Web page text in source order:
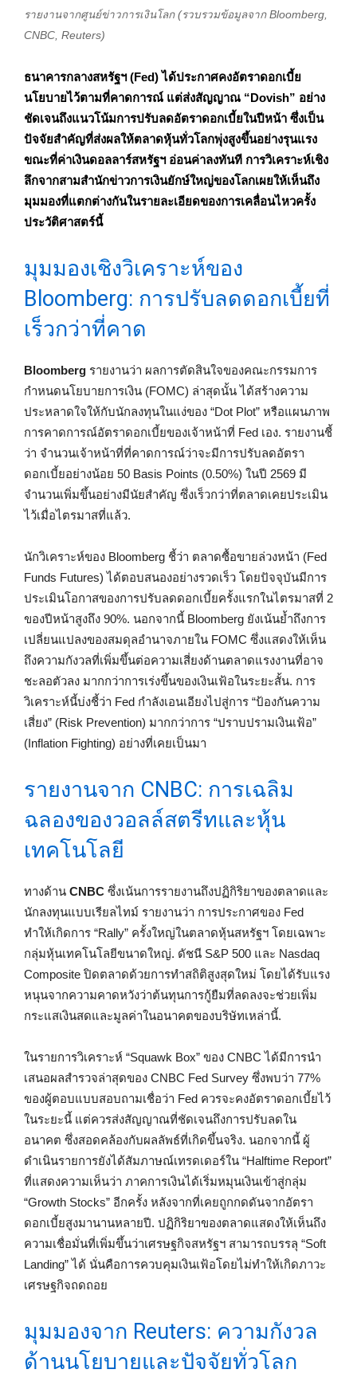
รายงานจากศูนย์ข่าวการเงินโลก (รวบรวมข้อมูลจาก Bloomberg,
CNBC, Reuters)
ธนาคารกลางสหรัฐฯ (Fed) ได้ประกาศคงอัตราดอกเบี้ย
นโยบายไว้ตามที่คาดการณ์ แต่ส่งสัญญาณ “Dovish” อย่าง
ชัดเจนถึงแนวโน้มการปรับลดอัตราดอกเบี้ยในปีหน้า ซึ่งเป็น
ปัจจัยสำคัญที่ส่งผลให้ตลาดหุ้นทั่วโลกพุ่งสูงขึ้นอย่างรุนแรง
ขณะที่ค่าเงินดอลลาร์สหรัฐฯ อ่อนค่าลงทันที การวิเคราะห์เชิง
ลึกจากสามสำนักข่าวการเงินยักษ์ใหญ่ของโลกเผยให้เห็นถึง
มุมมองที่แตกต่างกันในรายละเอียดของการเคลื่อนไหวครั้ง
ประวัติศาสตร์นี้
มุมมองเชิงวิเคราะห์ของ
Bloomberg: การปรับลดดอกเบี้ยที่
เร็วกว่าที่คาด
Bloomberg รายงานว่า ผลการตัดสินใจของคณะกรรมการ
กำหนดนโยบายการเงิน (FOMC) ล่าสุดนั้น ได้สร้างความ
ประหลาดใจให้กับนักลงทุนในแง่ของ “Dot Plot” หรือแผนภาพ
การคาดการณ์อัตราดอกเบี้ยของเจ้าหน้าที่ Fed เอง. รายงานชี้
ว่า จำนวนเจ้าหน้าที่ที่คาดการณ์ว่าจะมีการปรับลดอัตรา
ดอกเบี้ยอย่างน้อย 50 Basis Points (0.50%) ในปี 2569 มี
จำนวนเพิ่มขึ้นอย่างมีนัยสำคัญ ซึ่งเร็วกว่าที่ตลาดเคยประเมิน
ไว้เมื่อไตรมาสที่แล้ว.
นักวิเคราะห์ของ Bloomberg ชี้ว่า ตลาดซื้อขายล่วงหน้า (Fed
Funds Futures) ได้ตอบสนองอย่างรวดเร็ว โดยปัจจุบันมีการ
ประเมินโอกาสของการปรับลดดอกเบี้ยครั้งแรกในไตรมาสที่ 2
ของปีหน้าสูงถึง 90%. นอกจากนี้ Bloomberg ยังเน้นย้ำถึงการ
เปลี่ยนแปลงของสมดุลอำนาจภายใน FOMC ซึ่งแสดงให้เห็น
ถึงความกังวลที่เพิ่มขึ้นต่อความเสี่ยงด้านตลาดแรงงานที่อาจ
ชะลอตัวลง มากกว่าการเร่งขึ้นของเงินเฟ้อในระยะสั้น. การ
วิเคราะห์นี้บ่งชี้ว่า Fed กำลังเอนเอียงไปสู่การ “ป้องกันความ
เสี่ยง” (Risk Prevention) มากกว่าการ “ปราบปรามเงินเฟ้อ”
(Inflation Fighting) อย่างที่เคยเป็นมา
รายงานจาก CNBC: การเฉลิม
ฉลองของวอลล์สตรีทและหุ้น
เทคโนโลยี
ทางด้าน CNBC ซึ่งเน้นการรายงานถึงปฏิกิริยาของตลาดและ
นักลงทุนแบบเรียลไทม์ รายงานว่า การประกาศของ Fed
ทำให้เกิดการ “Rally” ครั้งใหญ่ในตลาดหุ้นสหรัฐฯ โดยเฉพาะ
กลุ่มหุ้นเทคโนโลยีขนาดใหญ่. ดัชนี S&P 500 และ Nasdaq
Composite ปิดตลาดด้วยการทำสถิติสูงสุดใหม่ โดยได้รับแรง
หนุนจากความคาดหวังว่าต้นทุนการกู้ยืมที่ลดลงจะช่วยเพิ่ม
กระแสเงินสดและมูลค่าในอนาคตของบริษัทเหล่านี้.
ในรายการวิเคราะห์ “Squawk Box” ของ CNBC ได้มีการนำ
เสนอผลสำรวจล่าสุดของ CNBC Fed Survey ซึ่งพบว่า 77%
ของผู้ตอบแบบสอบถามเชื่อว่า Fed ควรจะคงอัตราดอกเบี้ยไว้
ในระยะนี้ แต่ควรส่งสัญญาณที่ชัดเจนถึงการปรับลดใน
อนาคต ซึ่งสอดคล้องกับผลลัพธ์ที่เกิดขึ้นจริง. นอกจากนี้ ผู้
ดำเนินรายการยังได้สัมภาษณ์เทรดเดอร์ใน “Halftime Report”
ที่แสดงความเห็นว่า ภาคการเงินได้เริ่มหมุนเงินเข้าสู่กลุ่ม
“Growth Stocks” อีกครั้ง หลังจากที่เคยถูกกดดันจากอัตรา
ดอกเบี้ยสูงมานานหลายปี. ปฏิกิริยาของตลาดแสดงให้เห็นถึง
ความเชื่อมั่นที่เพิ่มขึ้นว่าเศรษฐกิจสหรัฐฯ สามารถบรรลุ “Soft
Landing” ได้ นั่นคือการควบคุมเงินเฟ้อโดยไม่ทำให้เกิดภาวะ
เศรษฐกิจถดถอย
มุมมองจาก Reuters: ความกังวล
ด้านนโยบายและปัจจัยทั่วโลก